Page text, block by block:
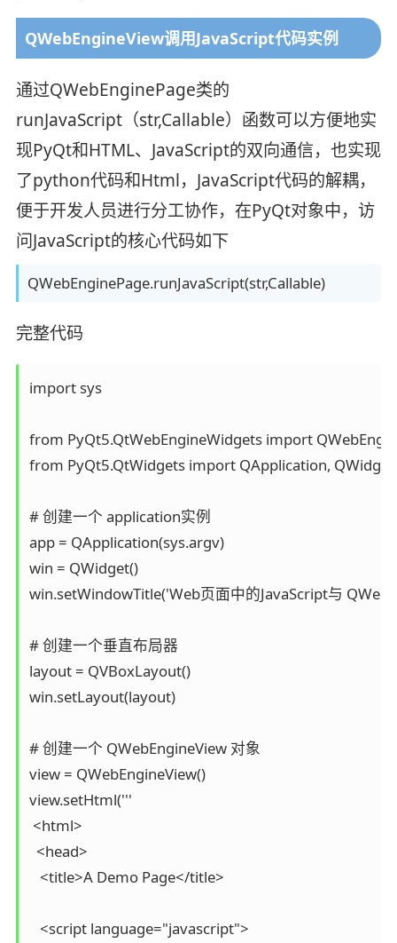
QWebEngineView调用JavaScript代码实例
通过QWebEnginePage类的
runJavaScript（str,Callable）函数可以方便地实
现PyQt和HTML、JavaScript的双向通信，也实现
了python代码和Html，JavaScript代码的解耦，
便于开发人员进行分工协作，在PyQt对象中，访
问JavaScript的核心代码如下
QWebEnginePage.runJavaScript(str,Callable)
完整代码
import sys
from PyQt5.QtWebEngineWidgets import
from PyQt5.QtWidgets import QApplication,
# 创建一个 application实例
app = QApplication(sys.argv)
win = QWidget()
win.setWindowTitle('Web页面中的JavaScript与
# 创建一个垂直布局器
layout = QVBoxLayout()
win.setLayout(layout)
# 创建一个 QWebEngineView 对象
view = QWebEngineView()
view.setHtml('''
<html>
  <head>
   <title>A Demo Page</title>
   <script language="javascript">